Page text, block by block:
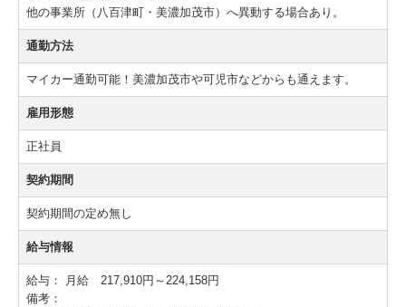
他の事業所（八百津町・美濃加茂市）へ異動する場合あり。
通勤方法
マイカー通勤可能！美濃加茂市や可児市などからも通えます。
雇用形態
正社員
契約期間
契約期間の定め無し
給与情報
給与：
月給 217,910円～224,158円
備考：